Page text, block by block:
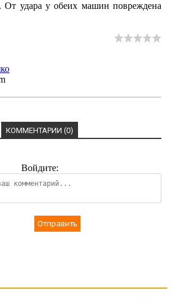
От удара у обеих машин повреждена
КОММЕНТАРИИ (0)
Войдите:
Отправить